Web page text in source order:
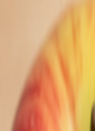
Nedeľa, 9. augusta 2026